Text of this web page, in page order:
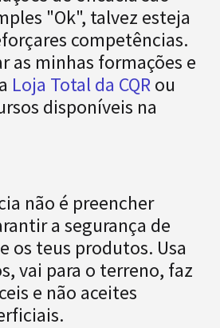
"Ok", talvez esteja
competências.
as minhas formações e
Loja Total da CQRou
disponíveis na
não é preencher
a segurança de
os teus produtos. Usa
vai para o terreno, faz
e não aceites